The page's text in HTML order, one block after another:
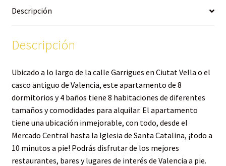
Descripción
Descripción
Ubicado a lo largo de la calle Garrigues en Ciutat Vella o el
casco antiguo de Valencia, este apartamento de 8
dormitorios y 4 baños tiene 8 habitaciones de diferentes
tamaños y comodidades para alquilar. El apartamento
tiene una ubicación inmejorable, con todo, desde el
Mercado Central hasta la Iglesia de Santa Catalina, ¡todo a
10 minutos a pie! Podrás disfrutar de los mejores
restaurantes, bares y lugares de interés de Valencia a pie.